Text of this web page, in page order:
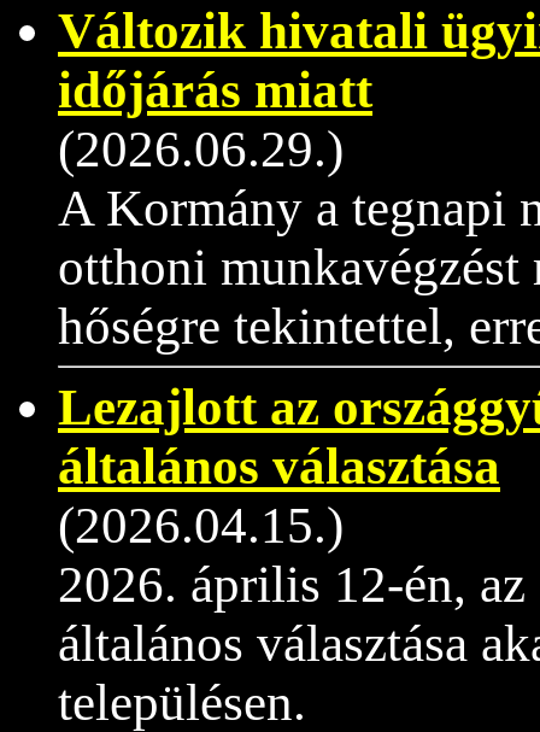
Változik hivatali
időjárás miatt
(2026.06.29.)
A Kormány a tegnapi
otthoni
hőségre tekintettel,
Lezajlott az
általános választása
(2026.04.15.)
2026. április 12-én,
általános választása
településen.